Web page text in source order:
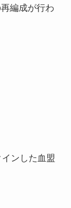
編成が行わ
ンした血盟